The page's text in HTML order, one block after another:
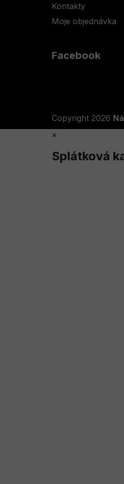
Kontakty
Moje objednávka
Facebook
Copyright 2026
×
Splátková